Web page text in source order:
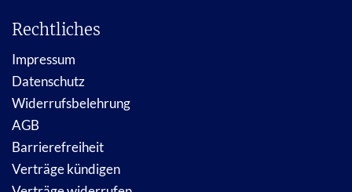
Rechtliches
Impressum
Datenschutz
Widerrufsbelehrung
AGB
Barrierefreiheit
Verträge kündigen